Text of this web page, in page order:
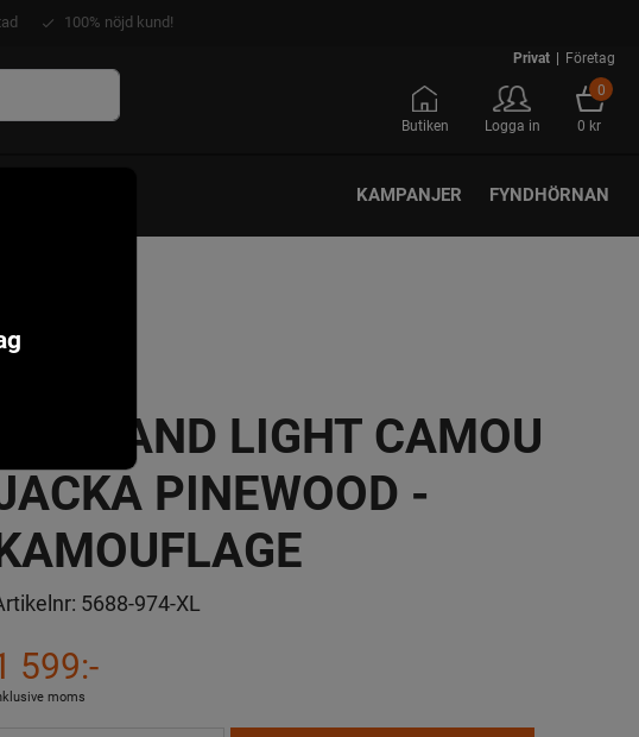
100% nöjd kund!
Privat | Företag
Butiken Logga in
0
0 kr
KAMPANJER FYNDHÖRNAN
SMÅLAND LIGHT CAMOU
PINEWOOD -
5688-974-XL
599:-
moms